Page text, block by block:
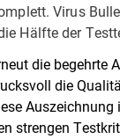
Virus
Hälfte der
die
die
strengen